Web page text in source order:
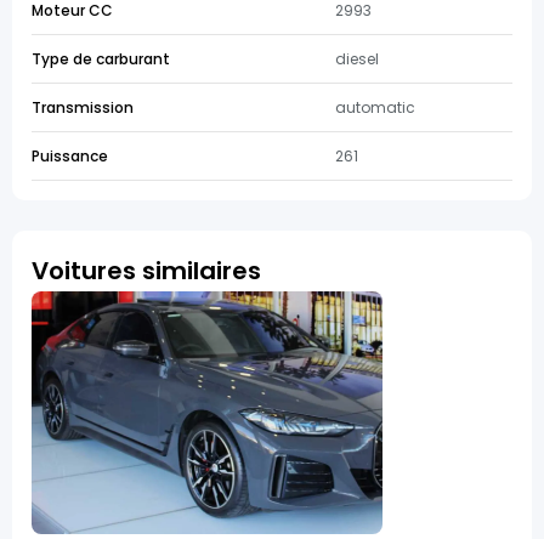
Moteur CC 2993
Type de carburant diesel
Transmission automatic
Puissance 261
Voitures similaires